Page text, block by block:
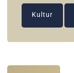
Kultur